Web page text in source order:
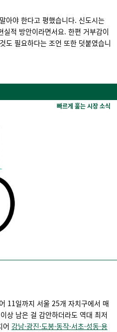
아야 한다고 평했습니다. 신도시는
실적 방안이라면서요. 한편 거부감이
도 필요하다는 조언 또한 덧붙였습니
빠르게 훑는 시장 소식
11일까지 서울 25개 자치구에서 매
상 남은 걸 감안하더라도 역대 최저
어 강남·광진·도봉·동작·서초·성동·용